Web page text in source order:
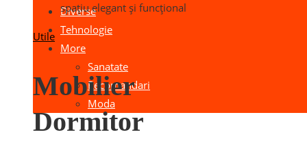
Diverse
Tehnologie
More
Sanatate
Recomandari
Moda
spațiu elegant și funcțional
Utile
Mobilier
Dormitor